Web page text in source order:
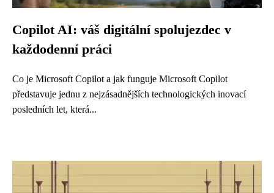
Copilot AI: váš digitální spolujezdec v
každodenní práci
Co je Microsoft Copilot a jak funguje Microsoft Copilot
představuje jednu z nejzásadnějších technologických inovací
posledních let, která...